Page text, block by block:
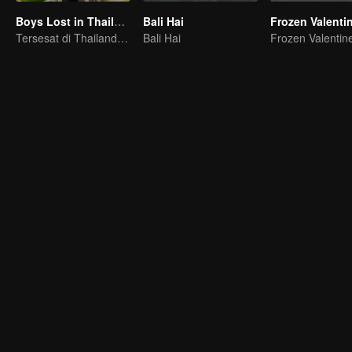
Boys Lost in Thailand·Behind the Scene
Tersesat di Thailand, belajar bareng dari perbedaan.
Bali Hai
Bali Hai
Frozen
Frozen